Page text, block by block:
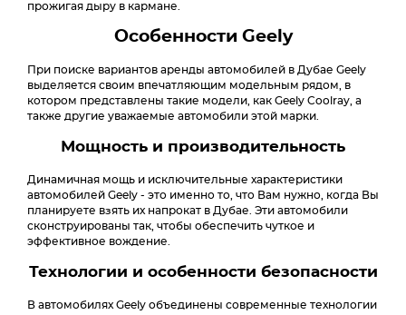
прожигая дыру в кармане.
Особенности Geely
При поиске вариантов аренды автомобилей в Дубае Geely
выделяется своим впечатляющим модельным рядом, в
котором представлены такие модели, как Geely Coolray, а
также другие уважаемые автомобили этой марки.
Мощность и производительность
Динамичная мощь и исключительные характеристики
автомобилей Geely - это именно то, что Вам нужно, когда Вы
планируете взять их напрокат в Дубае. Эти автомобили
сконструированы так, чтобы обеспечить чуткое и
эффективное вождение.
Технологии и особенности безопасности
В автомобилях Geely объединены современные технологии